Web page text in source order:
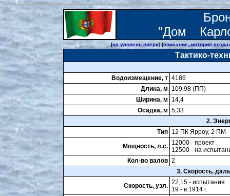
"Дом
[на уровень вверх] [описание, история
Тактико-
Водоизмещение, т 4186
Длина, м
109,98 (ПП)
Ширина, м
14,4
Осадка, м 5,33
2.
Тип
12 ПК Ярроу, 2 ПМ
Мощность, л.с.
12000 - проект
12500 - на
Кол-во валов 2
3. Скорость,
Скорость, узл. 22,15 - испытания
19 - в 1914 г.